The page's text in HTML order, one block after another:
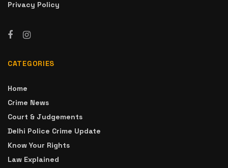
Privacy Policy
CATEGORIES
Home
Crime News
Court & Judgements
Delhi Police Crime Update
Know Your Rights
Law Explained